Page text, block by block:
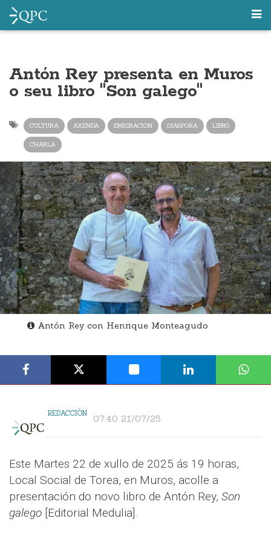
Antón Rey presenta en Muros
o seu libro "Son galego"
CULTURA AXENDA EMIGRACION DIASPORA LIBRO
CHARLA
Antón Rey con Henrique Monteagudo
REDACCIÓN 07:40 21/07/25
Este Martes 22 de xullo de 2025 ás 19 horas,
Local Social de Torea, en Muros, acolle a
presentación do novo libro de Antón Rey, Son
galego [Editorial Medulia].